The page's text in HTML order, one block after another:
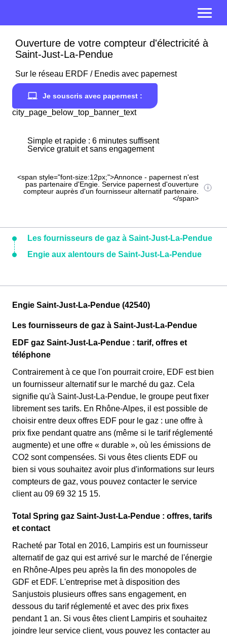
Ouverture de votre compteur d'électricité à
Saint-Just-La-Pendue
Sur le réseau ERDF / Enedis avec papernest
Je souscris avec papernest :
city_page_below_top_banner_text
Simple et rapide : 6 minutes suffisent
Service gratuit et sans engagement
<span style="font-size:12px;">Annonce - papernest n'est
pas partenaire d'Engie. Service papernest d'ouverture
compteur auprès d'un fournisseur alternatif partenaire.
</span>
Les fournisseurs de gaz à Saint-Just-La-Pendue
Engie aux alentours de Saint-Just-La-Pendue
Engie Saint-Just-La-Pendue (42540)
Les fournisseurs de gaz à Saint-Just-La-Pendue
EDF gaz Saint-Just-La-Pendue : tarif, offres et
téléphone
Contrairement à ce que l'on pourrait croire, EDF est bien
un fournisseur alternatif sur le marché du gaz. Cela
signifie qu'à Saint-Just-La-Pendue, le groupe peut fixer
librement ses tarifs. En Rhône-Alpes, il est possible de
choisir entre deux offres EDF pour le gaz : une offre à
prix fixe pendant quatre ans (même si le tarif réglementé
augmente) et une offre « durable », où les émissions de
CO2 sont compensées. Si vous êtes clients EDF ou
bien si vous souhaitez avoir plus d'informations sur leurs
compteurs de gaz, vous pouvez contacter le service
client au 09 69 32 15 15.
Total Spring gaz Saint-Just-La-Pendue : offres, tarifs
et contact
Racheté par Total en 2016, Lampiris est un fournisseur
alternatif de gaz qui est arrivé sur le marché de l'énergie
en Rhône-Alpes peu après la fin des monopoles de
GDF et EDF. L'entreprise met à disposition des
Sanjustois plusieurs offres sans engagement, en
dessous du tarif réglementé et avec des prix fixes
pendant 1 an. Si vous êtes client Lampiris et souhaitez
joindre leur service client, vous pouvez les contacter au